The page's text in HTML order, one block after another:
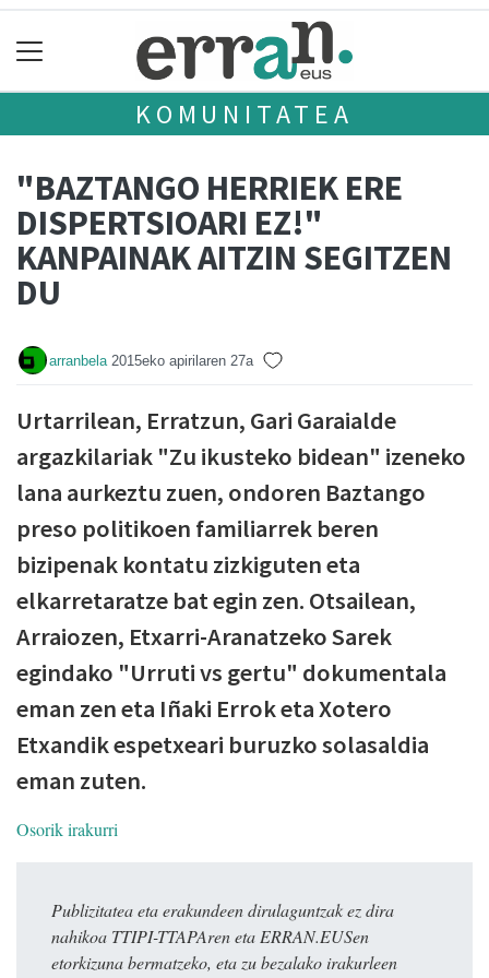
KOMUNITATEA
"BAZTANGO HERRIEK ERE
DISPERTSIOARI EZ!"
KANPAINAK AITZIN SEGITZEN
DU
arranbela 2015eko apirilaren 27a
Urtarrilean, Erratzun, Gari Garaialde
argazkilariak "Zu ikusteko bidean" izeneko
lana aurkeztu zuen, ondoren Baztango
preso politikoen familiarrek beren
bizipenak kontatu zizkiguten eta
elkarretaratze bat egin zen. Otsailean,
Arraiozen, Etxarri-Aranatzeko Sarek
egindako "Urruti vs gertu" dokumentala
eman zen eta Iñaki Errok eta Xotero
Etxandik espetxeari buruzko solasaldia
eman zuten.
Osorik irakurri
Publizitatea eta erakundeen dirulaguntzak ez dira
nahikoa TTIPI-TTAPAren eta ERRAN.EUSen
etorkizuna bermatzeko, eta zu bezalako irakurleen